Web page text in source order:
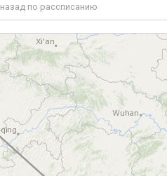
назад по рассписанию